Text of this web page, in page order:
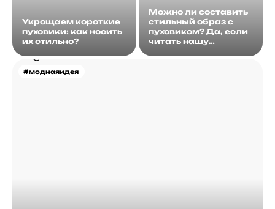
Укрощаем короткие
пуховики: как носить
их стильно?
#моднаяидея
Можно ли составить
стильный образ с
пуховиком? Да, если
читать нашу